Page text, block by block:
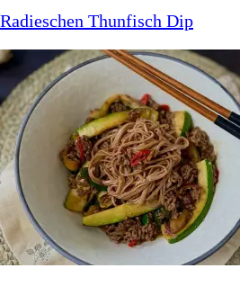
Radieschen Thunfisch Dip